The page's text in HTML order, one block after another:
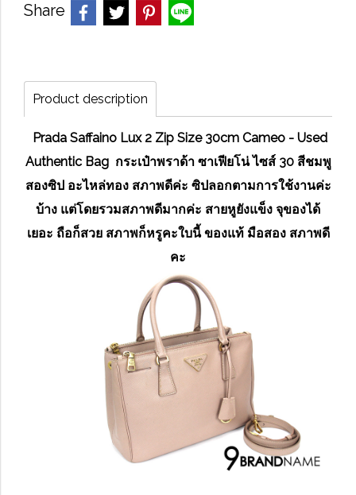
Share
Product description
Prada Saffaino Lux 2 Zip Size 30cm Cameo - Used
Authentic Bag กระเป๋าพราด้า ซาเฟียโน่ ไซส์ 30 สีชมพู
สองซิป อะไหล่ทอง สภาพดีค่ะ ซิปลอกตามการใช้งานค่ะ
บ้าง แต่โดยรวมสภาพดีมากค่ะ สายหูยังแข็ง จุของได้
เยอะ ถือก็สวย สภาพก็หรูคะใบนี้ ของแท้ มือสอง สภาพดี
คะ